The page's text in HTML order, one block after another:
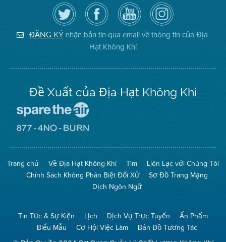
Hãy
theo
dõi
Địa
Hạt
Không
Truy
cập
Trang
Facebook
của
Địa
Hạt
Kênh
YouTube
của
Địa
Hạt
Không
Khí
Air
District
on
Instagram
ĐĂNG KÝ nhận bản tin qua email về thông tin của Địa
Hạt Không Khí
Đề Xuất của Địa Hạt Không Khí
The
(Bảo
Toàn
Không
Khí)
Mạng
No
Burn
(Không
Đốt)
Trang chủ Về Địa Hạt Không Khí Tìm
Liên Lạc với Chúng Tôi
Chính Sách Không Phân Biệt Đối Xử
Sơ Đồ Trang Mạng
Dịch Ngôn Ngữ
Tin Tức & Sự Kiện Lịch Dịch Vụ Trực Tuyến
Ấn Phẩm
Biểu Mẫu
Cơ Hội Việc Làm Bản Đồ Tương Tác